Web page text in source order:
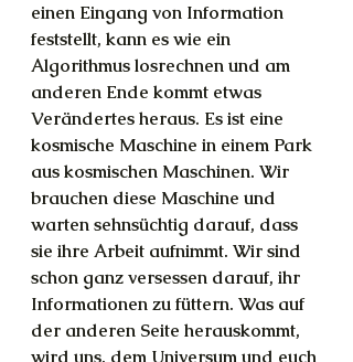
einen Eingang von Information
feststellt, kann es wie ein
Algorithmus losrechnen und am
anderen Ende kommt etwas
Verändertes heraus. Es ist eine
kosmische Maschine in einem Park
aus kosmischen Maschinen. Wir
brauchen diese Maschine und
warten sehnsüchtig darauf, dass
sie ihre Arbeit aufnimmt. Wir sind
schon ganz versessen darauf, ihr
Informationen zu füttern. Was auf
der anderen Seite herauskommt,
wird uns, dem Universum und euch